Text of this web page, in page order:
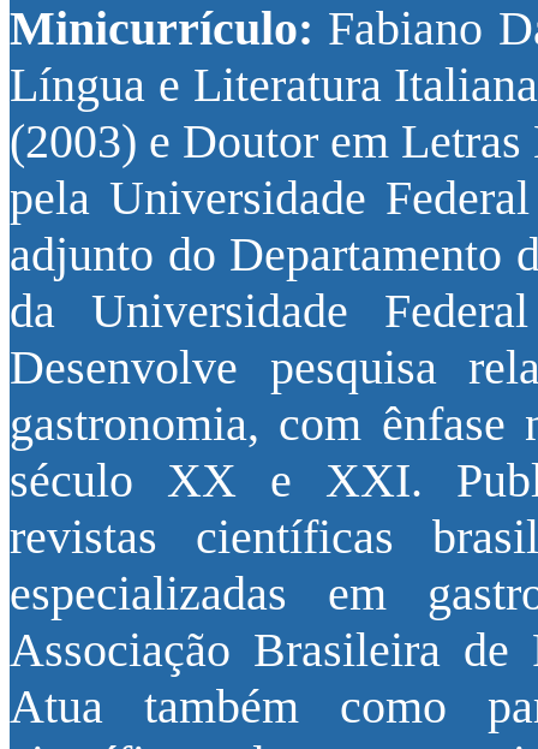
Minicurrículo: Fabiano
Língua e Literatura
(2003) e Doutor em
pela Universidade
adjunto do Departamento
da Universidade
Desenvolve pesquisa
gastronomia, com
século XX e XXI.
revistas científicas
especializadas em
Associação Brasileira
Atua também como